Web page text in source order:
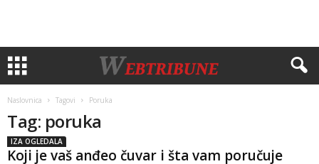
Naslovnica Tagovi Poruka
Tag: poruka
IZA OGLEDALA
Koji je vaš anđeo čuvar i šta vam poručuje